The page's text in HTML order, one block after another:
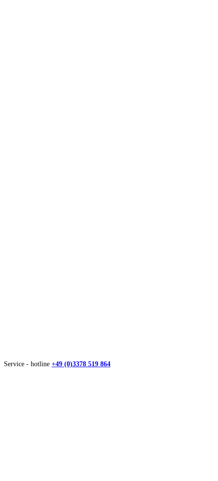
Service - hotline +49 (0)3378 519 864